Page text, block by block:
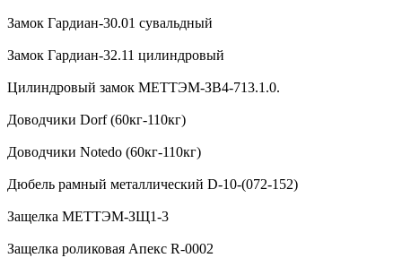
Замок Гардиан-30.01 сувальдный
Замок Гардиан-32.11 цилиндровый
Цилиндровый замок МЕТТЭМ-ЗВ4-713.1.0.
Доводчики Dorf (60кг-110кг)
Доводчики Notedo (60кг-110кг)
Дюбель рамный металлический D-10-(072-152)
Защелка МЕТТЭМ-ЗЩ1-3
Защелка роликовая Апекс R-0002